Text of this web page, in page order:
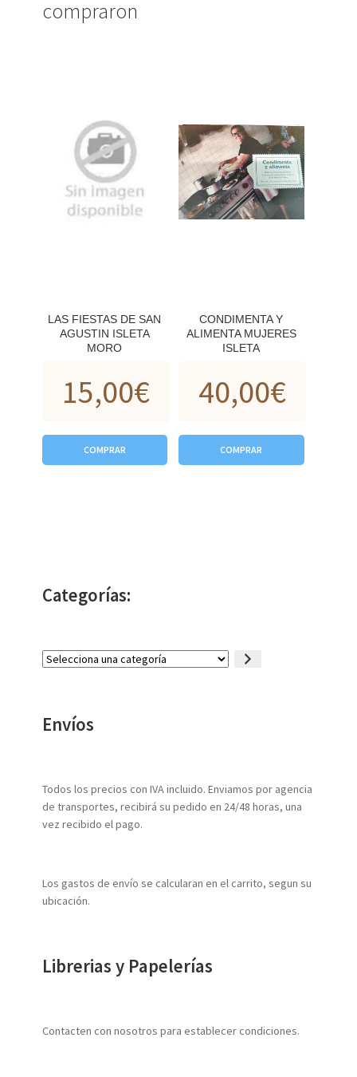
compraron
LAS FIESTAS DE SAN
AGUSTIN ISLETA
MORO
15,00€
COMPRAR
CONDIMENTA Y
ALIMENTA MUJERES
ISLETA
40,00€
COMPRAR
Categorías:
Selecciona
Envíos
Todos los precios con IVA incluido. Enviamos por agencia
de transportes, recibirá su pedido en 24/48 horas, una
vez recibido el pago.
Los gastos de envío se calcularan en el carrito, segun su
ubicación.
Librerias y Papelerías
Contacten con nosotros para establecer condiciones.